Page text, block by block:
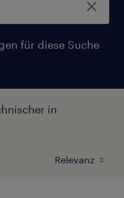
für diese Suche
in